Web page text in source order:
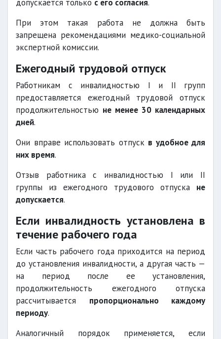
допускается только с его согласия.
При этом такая работа не должна быть
запрещена рекомендациями медико-социальной
экспертной комиссии.
Ежегодный трудовой отпуск
Работникам с инвалидностью I и II групп
предоставляется ежегодный трудовой отпуск
продолжительностью не менее 30 календарных
дней.
Они вправе использовать отпуск в удобное для
них время.
Отзыв работника с инвалидностью I или II
группы из ежегодного трудового отпуска не
допускается.
Если инвалидность установлена в
течение рабочего года
Если часть рабочего года приходится на период
до установления инвалидности, а другая часть —
на период после ее установления,
продолжительность ежегодного отпуска
рассчитывается пропорционально каждому
периоду.
Аналогичный порядок применяется, если